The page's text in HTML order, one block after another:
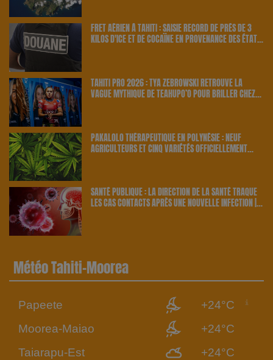
FRET AÉRIEN À TAHITI : SAISIE RECORD DE PRÈS DE 3
KILOS D'ICE ET DE COCAÏNE EN PROVENANCE DES ÉTATS-
TAHITI PRO 2026 : TYA ZEBROWSKI RETROUVE LA
VAGUE MYTHIQUE DE TEAHUPO’O POUR BRILLER CHEZ
PAKALOLO THÉRAPEUTIQUE EN POLYNÉSIE : NEUF
AGRICULTEURS ET CINQ VARIÉTÉS OFFICIELLEMENT
SANTÉ PUBLIQUE : LA DIRECTION DE LA SANTÉ TRAQUE
LES CAS CONTACTS APRÈS UNE NOUVELLE INFECTION |
Météo Tahiti-Moorea
Papeete
+24°C
Moorea-Maiao
+24°C
Taiarapu-Est
+24°C